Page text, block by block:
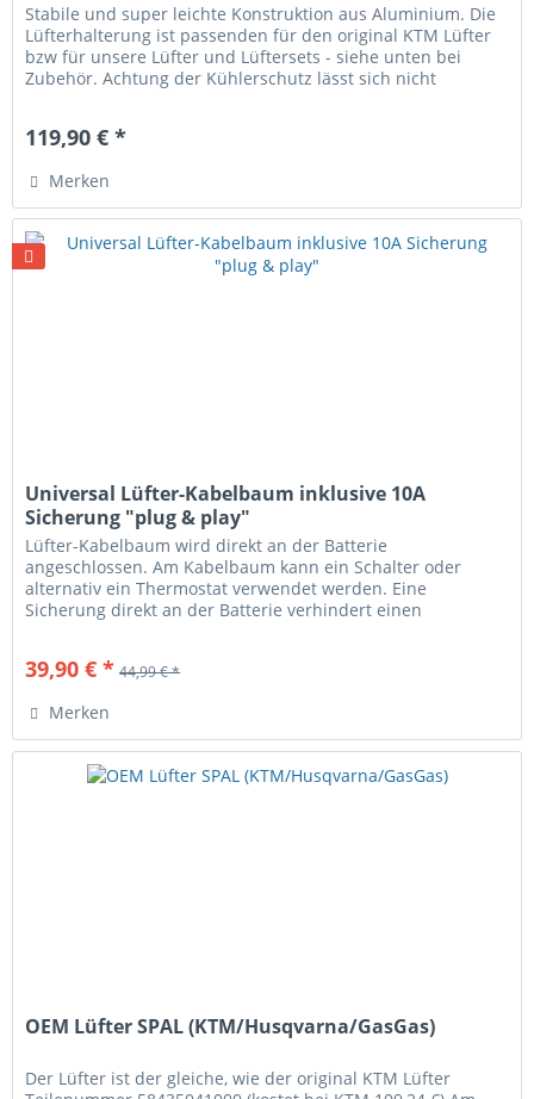
Stabile und super leichte Konstruktion aus Aluminium. Die
Lüfterhalterung ist passenden für den original KTM Lüfter
bzw für unsere Lüfter und Lüftersets - siehe unten bei
Zubehör. Achtung der Kühlerschutz lässt sich nicht
119,90 € *
Merken
Universal Lüfter-Kabelbaum inklusive 10A
Sicherung "plug & play"
Lüfter-Kabelbaum wird direkt an der Batterie
angeschlossen. Am Kabelbaum kann ein Schalter oder
alternativ ein Thermostat verwendet werden. Eine
Sicherung direkt an der Batterie verhindert einen
39,90 € * 44,99 € *
Merken
OEM Lüfter SPAL (KTM/Husqvarna/GasGas)
Der Lüfter ist der gleiche, wie der original KTM Lüfter